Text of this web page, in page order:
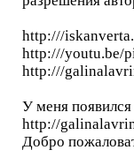
http:///
http:///youtu.be/
http:///
У меня появился
http://
Добро